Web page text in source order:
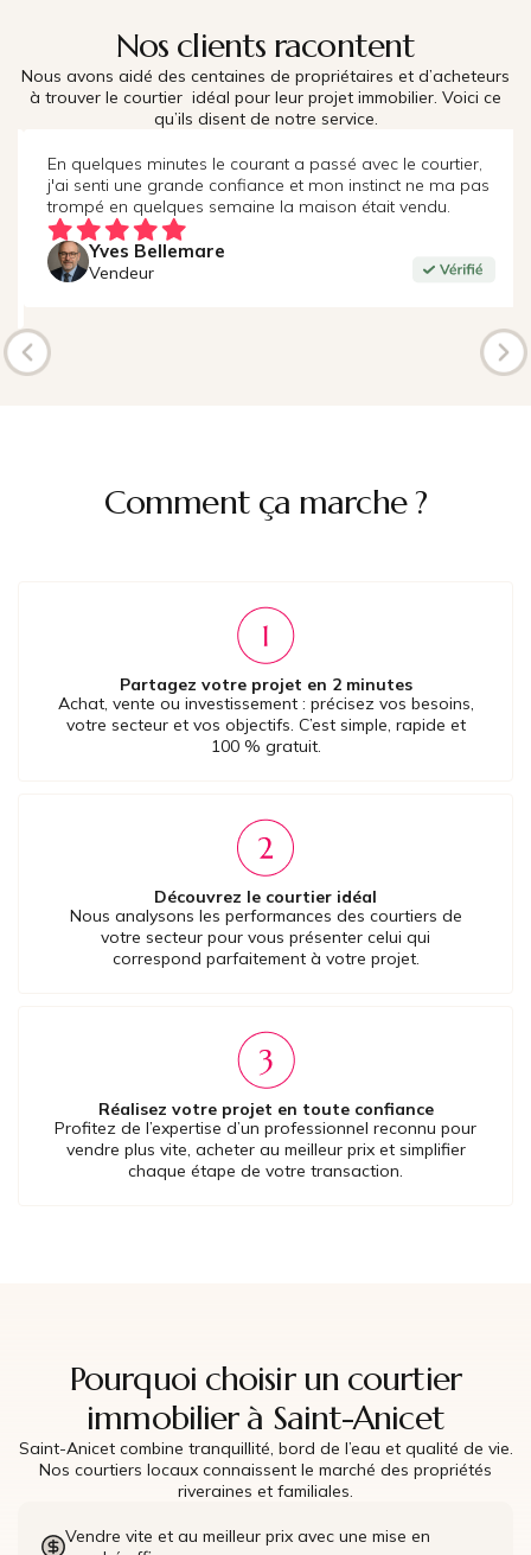
Nos clients racontent
Nous avons aidé des centaines de propriétaires et d’acheteurs
à trouver le courtier idéal pour leur projet immobilier. Voici ce
qu’ils disent de notre service.
En quelques minutes le courant a passé avec le courtier,
j'ai senti une grande confiance et mon instinct ne ma pas
trompé en quelques semaine la maison était vendu.
Yves Bellemare
Vendeur
Comment ça marche ?
Partagez votre projet en 2 minutes
Achat, vente ou investissement : précisez vos besoins,
votre secteur et vos objectifs. C’est simple, rapide et
100 % gratuit.
Découvrez le courtier idéal
Nous analysons les performances des courtiers de
votre secteur pour vous présenter celui qui
correspond parfaitement à votre projet.
Réalisez votre projet en toute confiance
Profitez de l’expertise d’un professionnel reconnu pour
vendre plus vite, acheter au meilleur prix et simplifier
chaque étape de votre transaction.
Pourquoi choisir un courtier
immobilier à Saint-Anicet
Saint-Anicet combine tranquillité, bord de l’eau et qualité de vie.
Nos courtiers locaux connaissent le marché des propriétés
riveraines et familiales.
Vendre vite et au meilleur prix avec une mise en